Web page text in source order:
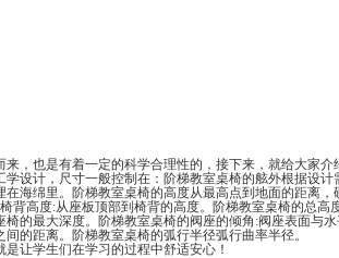
，也是有着一定的科学合理性的，接下来，就给大家
计，尺寸一般控制在：阶梯教室桌椅的舷外根据设
埋在海绵里。阶梯教室桌椅的高度从最高点到地面的
高度:从座板顶部到椅背的高度。阶梯教室桌椅的总
的最大深度。阶梯教室桌椅的阀座的倾角:阀座表面
的距离。阶梯教室桌椅的弧行半径弧行曲率半径。
让学生们在学习的过程中舒适安心！